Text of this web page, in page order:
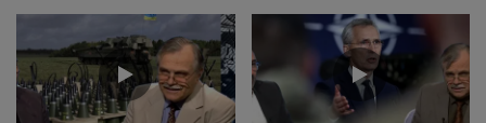
continuă ofensiva în
Donețk
Stoltenberg“